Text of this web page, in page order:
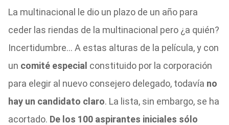
La multinacional le dio un plazo de un año para
ceder las riendas de la multinacional pero ¿a quién?
Incertidumbre… A estas alturas de la película, y con
un comité especial constituido por la corporación
para elegir al nuevo consejero delegado, todavía no
hay un candidato claro. La lista, sin embargo, se ha
acortado. De los 100 aspirantes iniciales sólo